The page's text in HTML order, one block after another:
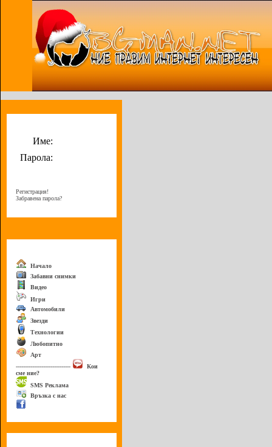
Име:
Парола:
Регистрация!
Забравена парола?
Начало
Забавни снимки
Видео
Игри
Автомобили
Звезди
Технологии
Любопитно
Арт
------------------------------
Кои
сме ние?
SMS Реклама
Връзка с нас